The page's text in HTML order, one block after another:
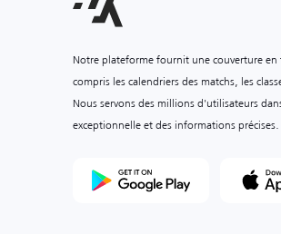
Notre plateforme fournit une couverture
compris les calendriers des matchs, les
Nous servons des millions d'utilisateurs
exceptionnelle et des informations précises.